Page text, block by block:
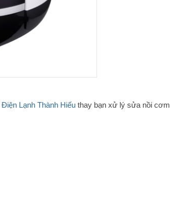
Điện Lạnh Thành Hiếu thay bạn xử lý sửa nồi cơm